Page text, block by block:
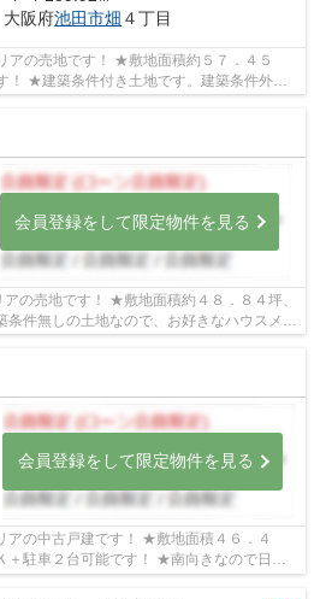
大阪府池田市畑 ４丁目
アの売地です！ ★敷地面積約５７．４５
！ ★建築条件付き土地です。建築条件外し
会員登録をして限定物件を見る
の売地です！ ★敷地面積約４８．８４坪、
件無しの土地なので、お好きなハウスメー
す！
会員登録をして限定物件を見る
の中古戸建です！ ★敷地面積４６．４
＋駐車２台可能です！ ★南向きなので日当